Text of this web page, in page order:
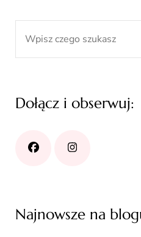
Dołącz i obserwuj:
Najnowsze na